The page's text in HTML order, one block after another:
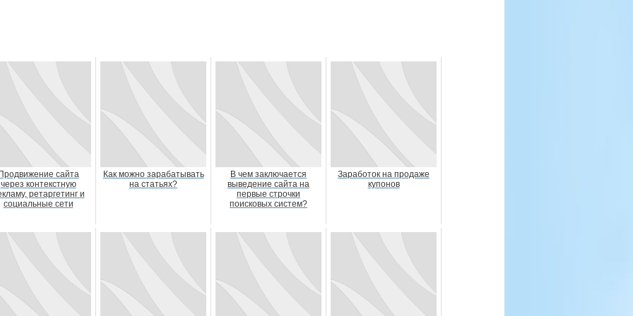
сайта
через контекстную
ретаргетинг и
социальные сети
Как можно зарабатывать
на статьях?
В чем заключается
выведение сайта на
первые строчки
поисковых систем?
Заработок на продаже
купонов